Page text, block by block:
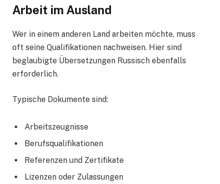
Arbeit im Ausland
Wer in einem anderen Land arbeiten möchte, muss
oft seine Qualifikationen nachweisen. Hier sind
beglaubigte Übersetzungen Russisch ebenfalls
erforderlich.
Typische Dokumente sind:
Arbeitszeugnisse
Berufsqualifikationen
Referenzen und Zertifikate
Lizenzen oder Zulassungen